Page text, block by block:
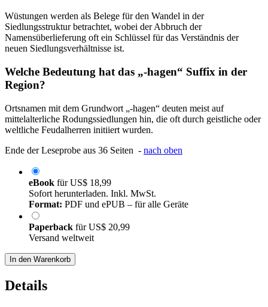
Wüstungen werden als Belege für den Wandel in der
Siedlungsstruktur betrachtet, wobei der Abbruch der
Namensüberlieferung oft ein Schlüssel für das Verständnis der
neuen Siedlungsverhältnisse ist.
Welche Bedeutung hat das „-hagen“ Suffix in der
Region?
Ortsnamen mit dem Grundwort „-hagen“ deuten meist auf
mittelalterliche Rodungssiedlungen hin, die oft durch geistliche oder
weltliche Feudalherren initiiert wurden.
Ende der Leseprobe aus 36 Seiten - nach oben
eBook fürUS$ 18,99
Sofort herunterladen. Inkl. MwSt.
Format: PDF und ePUB – für alle Geräte
Paperback fürUS$ 20,99
Versand weltweit
In den Warenkorb
Details